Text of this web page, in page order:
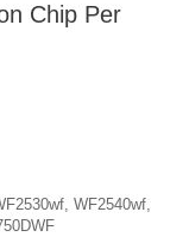
Chip Per
WF2540wf,